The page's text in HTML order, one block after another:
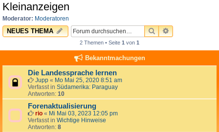
Kleinanzeigen
Moderator: Moderatoren
NEUES THEMA SUCHEERWEITERTE
2 Themen • Seite 1 von 1
Bekanntmachungen
Die Landessprache lernen
Jupp « Mo Mai 25, 2020 8:51 am
Verfasst in Südamerika: Paraguay
Antworten: 10
Forenaktualisierung
rio « Mi Mai 03, 2023 12:05 pm
Verfasst in Wichtige Hinweise
Antworten: 8